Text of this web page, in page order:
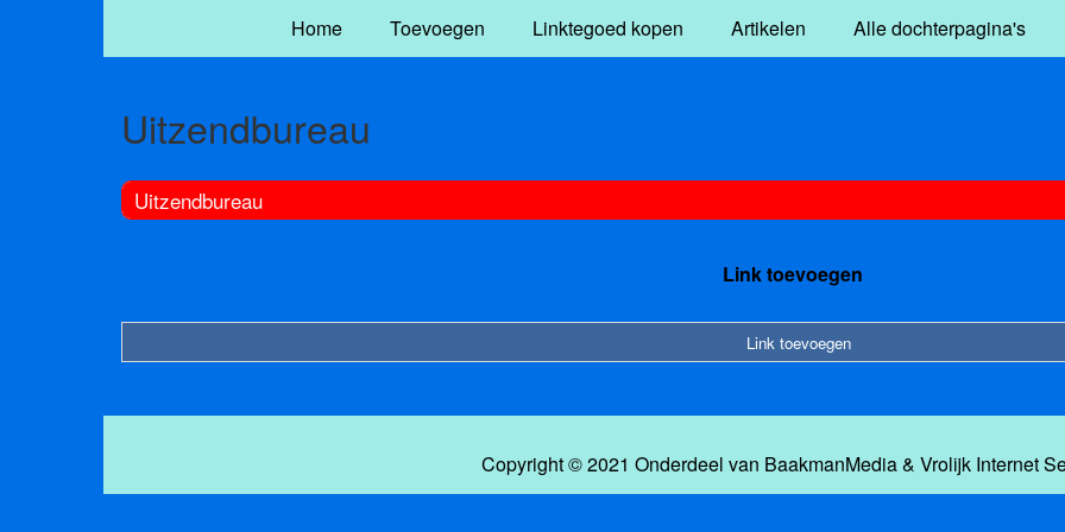
Home Toevoegen Linktegoed kopen Artikelen Alle dochterpagina's
Uitzendbureau
Uitzendbureau
Link toevoegen
Link toevoegen
Copyright © 2021 Onderdeel van BaakmanMedia& Vrolijk Internet